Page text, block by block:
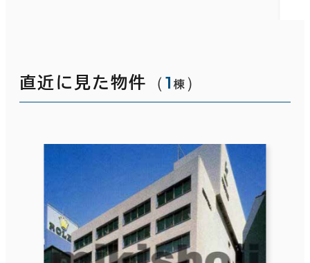
直近に見た物件 （1 棟 ）